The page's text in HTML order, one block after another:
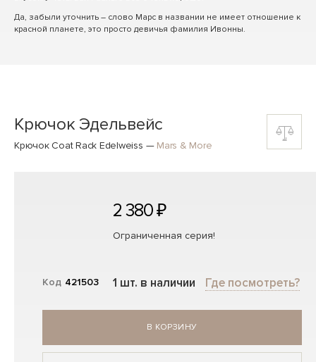
Да, забыли уточнить – слово Марс в названии не имеет отношение к
красной планете, это просто девичья фамилия Ивонны.
Крючок Эдельвейс
Крючок Coat Rack Edelweiss — Mars & More
Код 421503
2 380 ₽
Ограниченная серия!
1 шт. в наличии Где посмотреть?
В КОРЗИНУ